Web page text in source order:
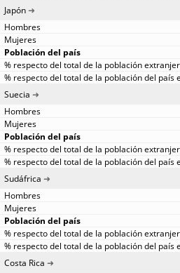
Japón
Suecia
Sudáfrica
Costa Rica